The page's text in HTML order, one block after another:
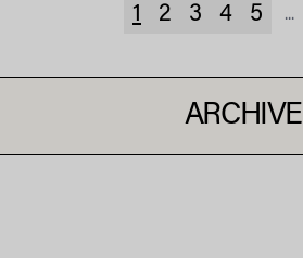
1 2 3 4 5 ...
ARCHIVE